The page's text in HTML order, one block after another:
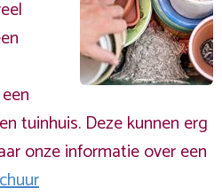
tuinhuis. Deze kunnen erg
onze informatie over een